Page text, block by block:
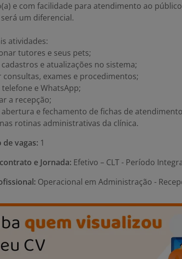
e com facilidade para atendimento ao
um diferencial.
atividades:
tutores e seus pets;
cadastros e atualizações no sistema;
consultas, exames e procedimentos;
e WhatsApp;
a recepção;
abertura e fechamento de fichas de
rotinas administrativas da clínica.
vagas: 1
e Jornada: Efetivo – CLT - Período
Operacional em Administração -